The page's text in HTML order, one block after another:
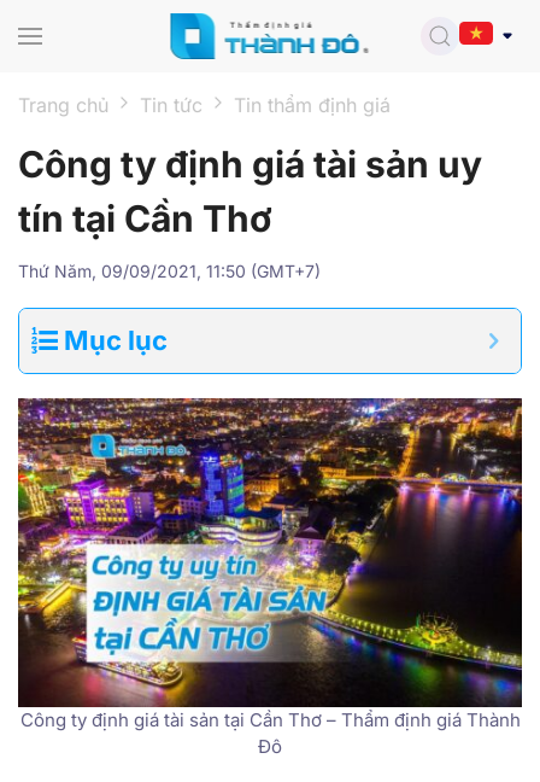
Trang chủ Tin tức Tin thẩm định giá
Công ty định giá tài sản uy
tín tại Cần Thơ
Thứ Năm, 09/09/2021, 11:50 (GMT+7)
Mục lục
Công ty định giá tài sản tại Cần Thơ – Thẩm định giá Thành
Đô